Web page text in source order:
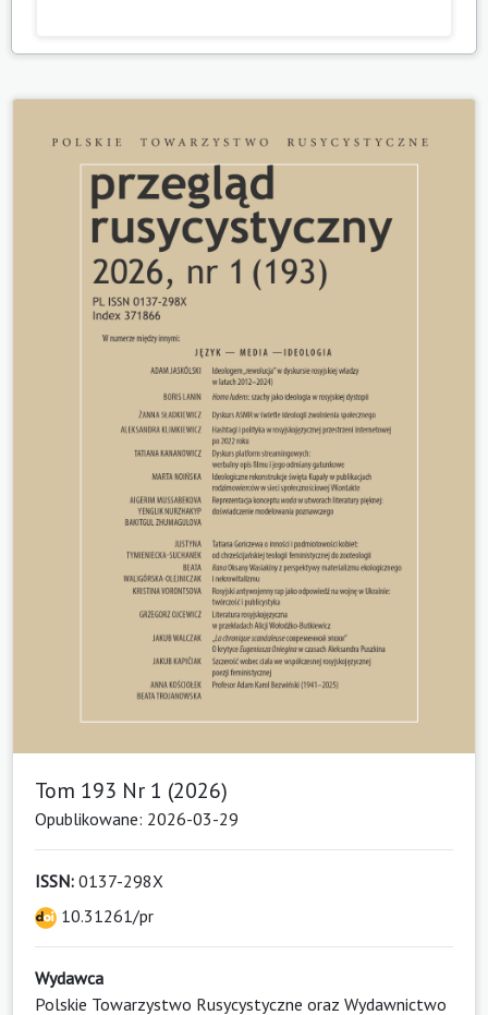
Tom 193 Nr 1 (2026)
Opublikowane: 2026-03-29
ISSN: 0137-298X
10.31261/pr
Wydawca
Polskie Towarzystwo Rusycystyczne oraz Wydawnictwo